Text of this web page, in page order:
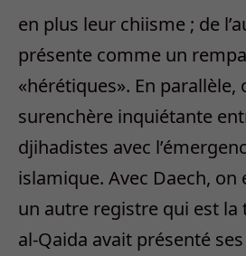
en plus leur chiisme ; de
présente comme un
«hérétiques». En parallèle,
surenchère inquiétante
djihadistes avec
islamique. Avec Daech, on
un autre registre qui est la
al-Qaida avait présenté